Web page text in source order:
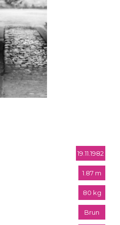
19.11.1982
1.87 m
80 kg
Brun